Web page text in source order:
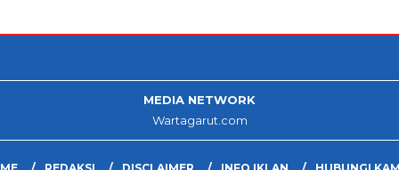
MEDIA NETWORK
Wartagarut.com